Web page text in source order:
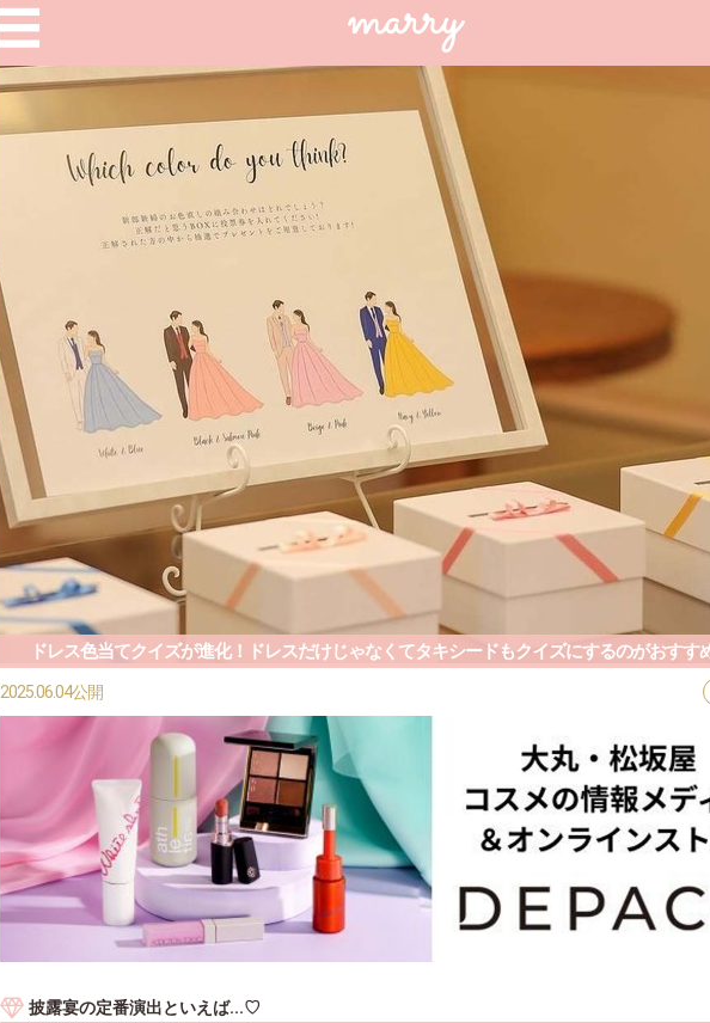
ドレス色当てクイズが進化！ドレスだけじゃなくてタキシードもクイズにするのがおすす
2025.06.04公開
披露宴の定番演出といえば...♡